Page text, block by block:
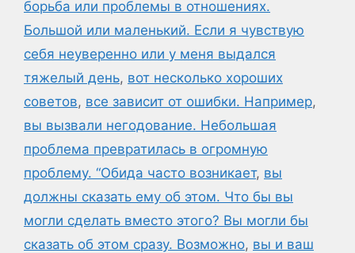
борьба или проблемы в отношениях.
Большой или маленький. Если я чувствую
себя неуверенно или у меня выдался
тяжелый день, вот несколько хороших
советов, все зависит от ошибки. Например,
вы вызвали негодование. Небольшая
проблема превратилась в огромную
проблему. “Обида часто возникает, вы
должны сказать ему об этом. Что бы вы
могли сделать вместо этого? Вы могли бы
сказать об этом сразу. Возможно, вы и ваш